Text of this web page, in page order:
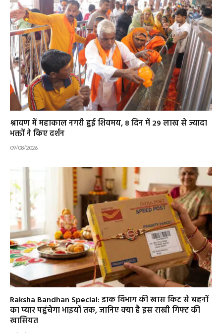
श्रावण में महाकाल नगरी हुई शिवमय, 8 दिन में 29 लाख से ज्यादा
भक्तों ने किए दर्शन
09/08/2026
Raksha Bandhan Special: डाक विभाग की खास किट से बहनों
का प्यार पहुंचेगा भाइयों तक, जानिए क्या है इस राखी गिफ्ट की
खासियत